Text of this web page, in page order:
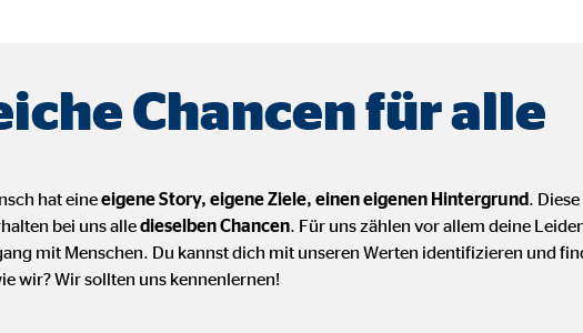
Chancen für alle
hat eineeigene Story, eigene Ziele, einen eigenen Hintergrund.
bei uns alledieselben Chancen. Für uns zählen vor allem deine
mit Menschen. Du kannst dich mit unseren Werten identifizieren und
wir? Wir sollten uns kennenlernen!